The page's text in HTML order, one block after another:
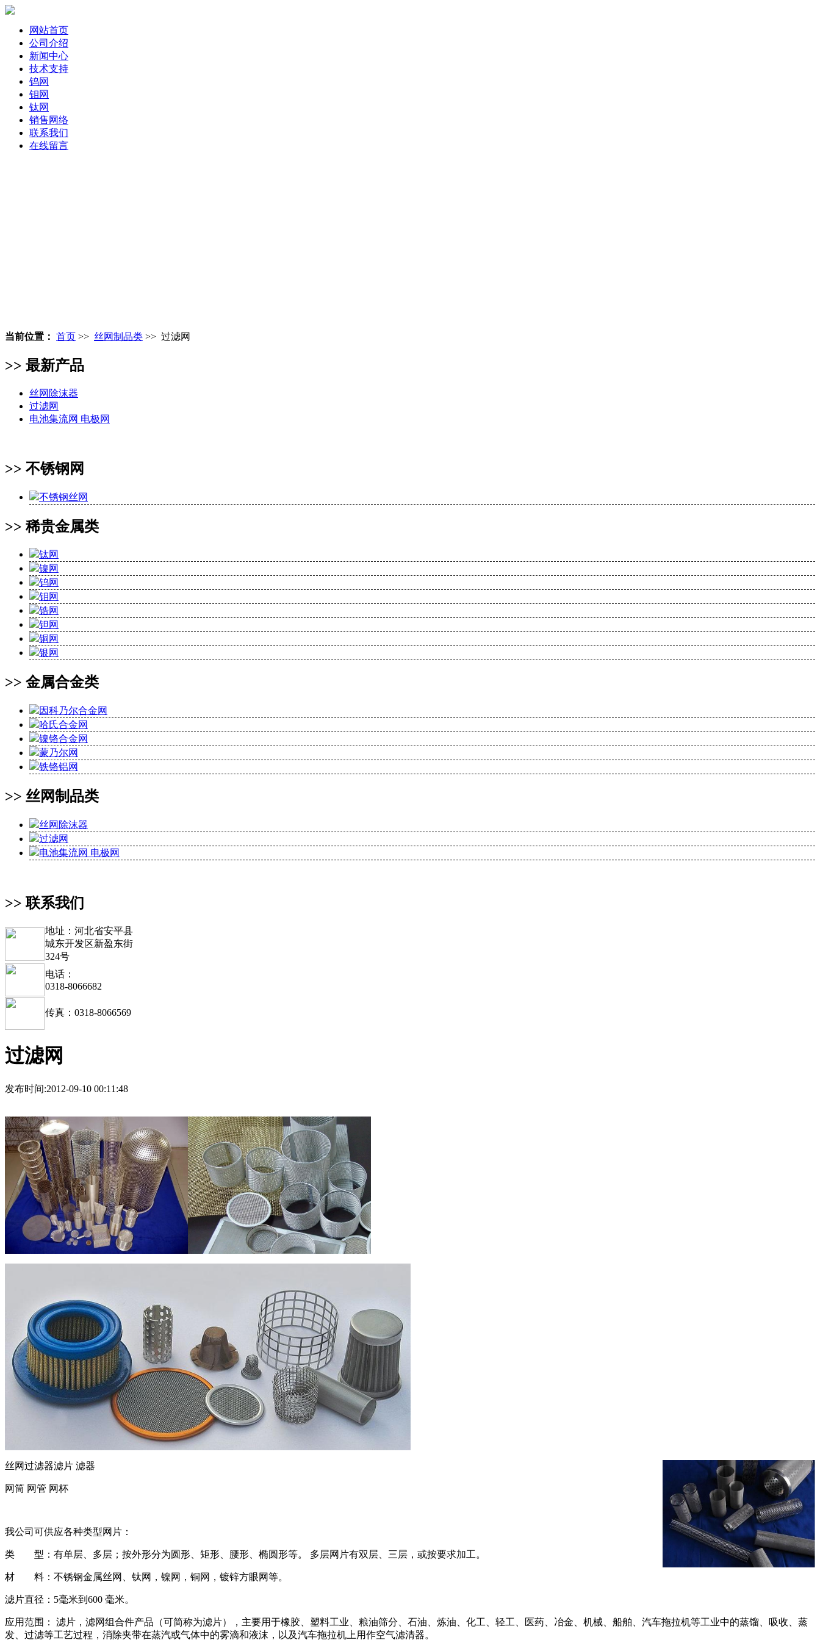
网站首页
公司介绍
新闻中心
技术支持
钨网
钼网
钛网
销售网络
联系我们
在线留言
当前位置： 首页 >> 丝网制品类 >> 过滤网
>> 最新产品
丝网除沫器
过滤网
电池集流网 电极网
>> 不锈钢网
不锈钢丝网
>> 稀贵金属类
钛网
镍网
钨网
钼网
锆网
钽网
铜网
银网
>> 金属合金类
因科乃尔合金网
哈氏合金网
镍铬合金网
蒙乃尔网
铁铬铝网
>> 丝网制品类
丝网除沫器
过滤网
电池集流网 电极网
>> 联系我们
地址：河北省安平县
城东开发区新盈东街
324号
电话：
0318-8066682
传真：0318-8066569
过滤网
发布时间:2012-09-10 00:11:48
丝网过滤器滤片 滤器
网筒 网管 网杯
我公司可供应各种类型网片：
类 型：有单层、多层；按外形分为圆形、矩形、腰形、椭圆形等。 多层网片有双层、三层，或按要求加工。
材 料：不锈钢金属丝网、钛网，镍网，铜网，镀锌方眼网等。
滤片直径：5毫米到600 毫米。
应用范围： 滤片，滤网组合件产品（可简称为滤片），主要用于橡胶、塑料工业、粮油筛分、石油、炼油、化工、轻工、医药、冶金、机械、船舶、汽车拖拉机等工业中的蒸馏、吸收、蒸
发、过滤等工艺过程，消除夹带在蒸汽或气体中的雾滴和液沫，以及汽车拖拉机上用作空气滤清器。